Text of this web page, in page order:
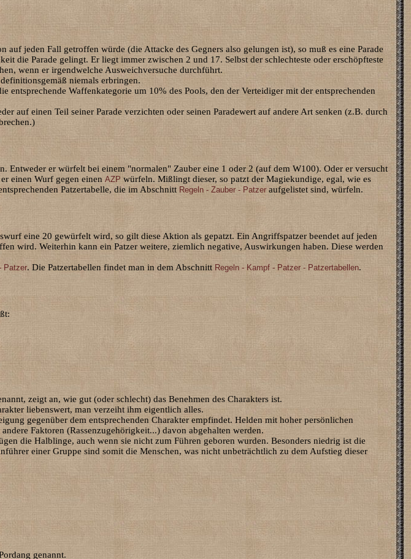
auf jeden Fall getroffen würde (die Attacke des Gegners also gelungen ist), so muß es eine Parade
die Parade gelingt. Er liegt immer zwischen 2 und 17. Selbst der schlechteste oder erschöpfteste
wenn er irgendwelche Ausweichversuche durchführt.
niemals erbringen.
entsprechende Waffenkategorie um 10% des Pools, den der Verteidiger mit der entsprechenden
auf einen Teil seiner Parade verzichten oder seinen Paradewert auf andere Art senken (z.B. durch
Entweder er würfelt bei einem "normalen" Zauber eine 1 oder 2 (auf dem W100). Oder er versucht
einen Wurf gegen einen AZP würfeln. Mißlingt dieser, so patzt der Magiekundige, egal, wie es
Patzertabelle, die im Abschnitt Regeln - Zauber - Patzeraufgelistet sind, würfeln.
eine 20 gewürfelt wird, so gilt diese Aktion als gepatzt. Ein Angriffspatzer beendet auf jeden
wird. Weiterhin kann ein Patzer weitere, ziemlich negative, Auswirkungen haben. Diese werden
Patzer. Die Patzertabellen findet man in dem Abschnitt Regeln - Kampf - Patzer - Patzertabellen.
zeigt an, wie gut (oder schlecht) das Benehmen des Charakters ist.
liebenswert, man verzeiht ihm eigentlich alles.
gegenüber dem entsprechenden Charakter empfindet. Helden mit hoher persönlichen
Faktoren (Rassenzugehörigkeit...) davon abgehalten werden.
die Halblinge, auch wenn sie nicht zum Führen geboren wurden. Besonders niedrig ist die
einer Gruppe sind somit die Menschen, was nicht unbeträchtlich zu dem Aufstieg dieser
genannt.